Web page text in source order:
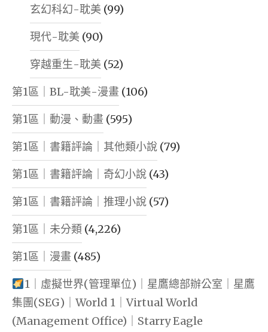
玄幻科幻-耽美 (99)
現代-耽美 (90)
穿越重生-耽美 (52)
第1區｜BL-耽美-漫畫 (106)
第1區｜動漫、動畫 (595)
第1區｜書籍評論｜其他類小說 (79)
第1區｜書籍評論｜奇幻小說 (43)
第1區｜書籍評論｜推理小說 (57)
第1區｜未分類 (4,226)
第1區｜漫畫 (485)
1｜虛擬世界(管理單位)｜星鷹總部辦公室｜星鷹
集團(SEG)｜World 1｜Virtual World
(Management Office)｜Starry Eagle